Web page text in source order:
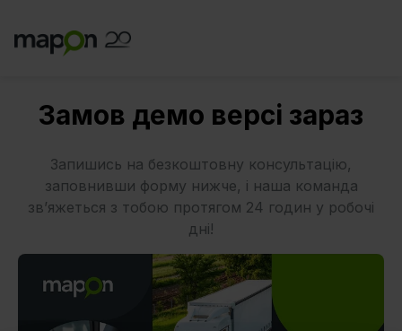
Замов демо версі зараз
Запишись на безкоштовну консультацію,
заповнивши форму нижче, і наша команда
зв’яжеться з тобою протягом 24 годин у робочі
дні!